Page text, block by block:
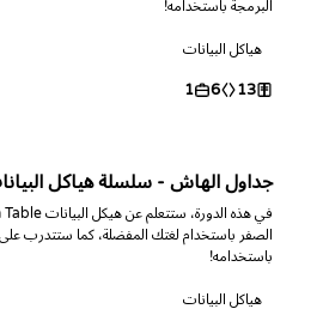
البرمجة باستخدامه!
هياكل البيانات
13
6
1
جداول الهاش - سلسلة هياكل
الصفر باستخدام لغتك المفضلة، كما ستتدرب
باستخدامه!
هياكل البيانات